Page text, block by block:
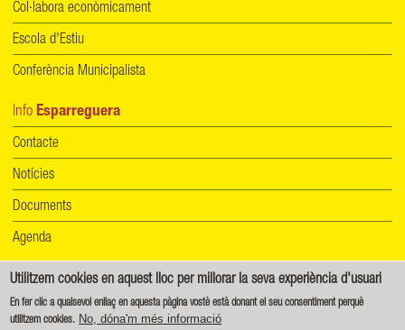
Col·labora econòmicament
Escola d'Estiu
Conferència Municipalista
Info Esparreguera
Contacte
Notícies
Documents
Agenda
Informació de protecció de dades Política de cookies
Utilitzem cookies en aquest lloc per millorar la seva experiència d'usuari
En fer clic a qualsevol enllaç en aquesta pàgina vostè està donant el seu consentiment perquè
utilitzem cookies. No, dóna'm més informació